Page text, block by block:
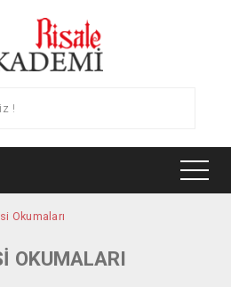
Okumaları
OKUMALARI